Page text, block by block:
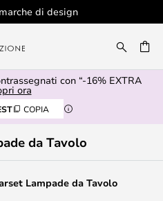
di design
con “-16% EXTRA
ora
COPIA
da Tavolo
Lampade da Tavolo